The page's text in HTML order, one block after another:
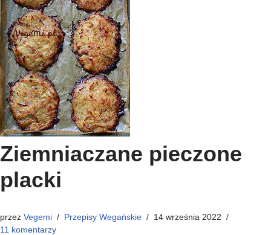
Ziemniaczane pieczone
placki
przez Vegemi Przepisy Wegańskie
14 września 2022
11 komentarzy